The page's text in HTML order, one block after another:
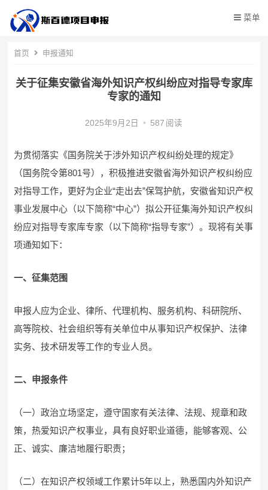
菜单
首页 申报通知
关于征集安徽省海外知识产权纠纷应对指导专家库
专家的通知
2025年9月2日 • 587 阅读
为贯彻落实《国务院关于涉外知识产权纠纷处理的规定》
（国务院令第801号），积极推进安徽省海外知识产权纠纷应
对指导工作，更好为企业“走出去”保驾护航，安徽省知识产权
事业发展中心（以下简称“中心”）拟公开征集海外知识产权纠
纷应对指导专家库专家（以下简称“指导专家”）。现将有关事
项通知如下：
一、征集范围
申报人应为企业、律所、代理机构、服务机构、科研院所、
高等院校、社会组织等有关单位中从事知识产权保护、法律
实务、技术研发等工作的专业人员。
二、申报条件
（一）政治立场坚定，遵守国家有关法律、法规、规章和政
策，热爱知识产权事业，具有良好职业道德，能够客观、公
正、诚实、廉洁地履行职责；
（二）在知识产权领域工作累计5年以上，熟悉国内外知识产